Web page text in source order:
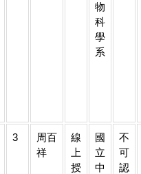
物
科
學
系
3
周百
祥
線
上
授
國
立
中
不
可
認